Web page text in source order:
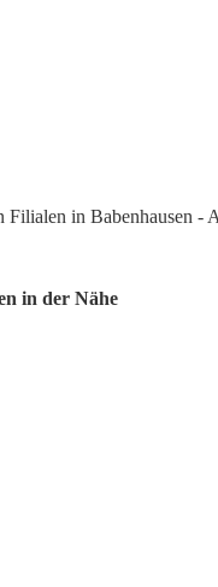
Filialen in Babenhausen -
in der Nähe